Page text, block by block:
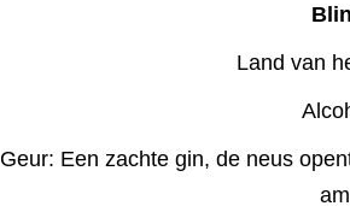
Land van
Geur: Een zachte gin, de neus